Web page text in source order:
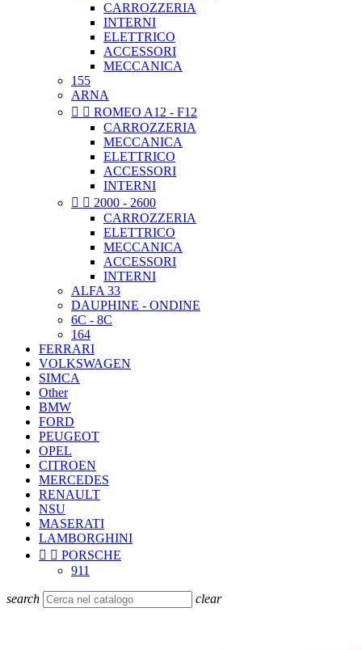
CARROZZERIA
INTERNI
ELETTRICO
ACCESSORI
MECCANICA
155
ARNA
  ROMEO A12 - F12
CARROZZERIA
MECCANICA
ELETTRICO
ACCESSORI
INTERNI
  2000 - 2600
CARROZZERIA
ELETTRICO
MECCANICA
ACCESSORI
INTERNI
ALFA 33
DAUPHINE - ONDINE
6C - 8C
164
FERRARI
VOLKSWAGEN
SIMCA
Other
BMW
FORD
PEUGEOT
OPEL
CITROEN
MERCEDES
RENAULT
NSU
MASERATI
LAMBORGHINI
  PORSCHE
911
search clear